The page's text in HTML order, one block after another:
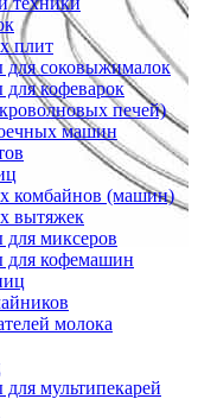
плит
для соковыжималок
для кофеварок
печей)
машин
комбайнов (машин)
вытяжек
для миксеров
для кофемашин
молока
для мультипекарей